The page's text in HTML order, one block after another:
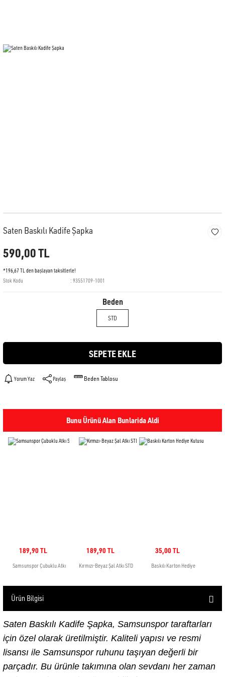
Saten Baskılı Kadife Şapka
590,00 TL
*196,67 TL den başlayan taksitlerle!
Stok Kodu
93551709-1001
Beden
STD
SEPETE EKLE
Yorum Yaz Paylaş Beden Tablosu
Ürün Bilgisi
Saten Baskılı Kadife Şapka, Samsunspor taraftarları
için özel olarak üretilmiştir. Kaliteli yapısı ve resmi
lisansı ile Samsunspor ruhunu taşıyan değerli bir
parçadır. Bu ürünle takımına olan sevdanı her zaman